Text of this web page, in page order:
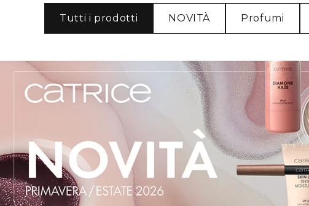
Tutti i prodotti NOVITÀ Profumi